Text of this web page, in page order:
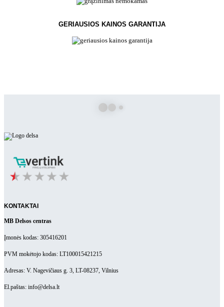
GERIAUSIOS KAINOS GARANTIJA
KONTAKTAI
MB Delsos centras
Įmonės kodas: 305416201
PVM mokėtojo kodas: LT100015421215
Adresas: V. Nagevičiaus g. 3, LT-08237, Vilnius
El.paštas: info@delsa.lt